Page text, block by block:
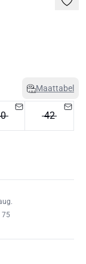
Maattabel
42
75